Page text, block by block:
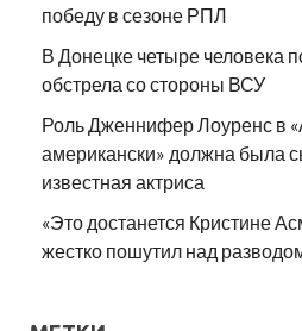
победу в сезоне РПЛ
В Донецке четыре человека
обстрела со стороны ВСУ
Роль Дженнифер Лоуренс в
американски» должна была
известная актриса
«Это достанется Кристине
жестко пошутил над